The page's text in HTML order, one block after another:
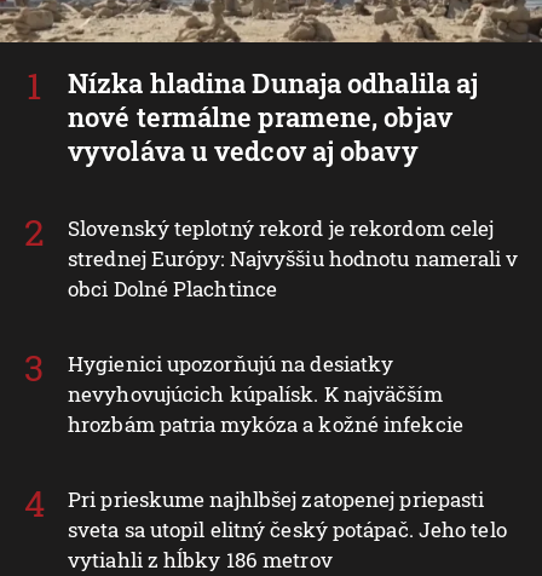
Nízka hladina Dunaja odhalila aj
nové termálne pramene, objav
vyvoláva u vedcov aj obavy
Slovenský teplotný rekord je rekordom celej
strednej Európy: Najvyššiu hodnotu namerali v
obci Dolné Plachtince
Hygienici upozorňujú na desiatky
nevyhovujúcich kúpalísk. K najväčším
hrozbám patria mykóza a kožné infekcie
Pri prieskume najhlbšej zatopenej priepasti
sveta sa utopil elitný český potápač. Jeho telo
vytiahli z hĺbky 186 metrov